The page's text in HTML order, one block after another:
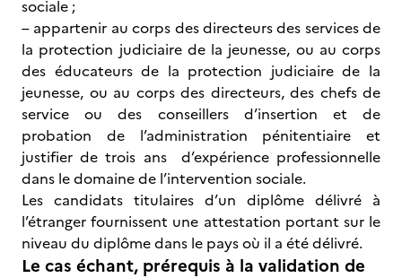
sociale ;
– appartenir au corps des directeurs des services de
la protection judiciaire de la jeunesse, ou au corps
des éducateurs de la protection judiciaire de la
jeunesse, ou au corps des directeurs, des chefs de
service ou des conseillers d’insertion et de
probation de l’administration pénitentiaire et
justifier de trois ans d’expérience professionnelle
dans le domaine de l’intervention sociale.
Les candidats titulaires d’un diplôme délivré à
l’étranger fournissent une attestation portant sur le
niveau du diplôme dans le pays où il a été délivré.
Le cas échant, prérequis à la validation de